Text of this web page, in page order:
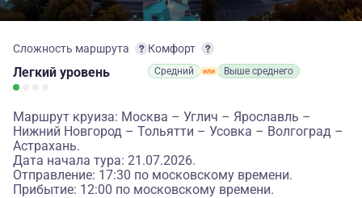
Сложность маршрута
Легкий уровень
Комфорт
Средний Выше среднего
Маршрут круиза: Москва – Углич – Ярославль –
Нижний Новгород – Тольятти – Усовка – Волгоград –
Астрахань.
Дата начала тура: 21.07.2026.
Отправление: 17:30 по московскому времени.
Прибытие: 12:00 по московскому времени.